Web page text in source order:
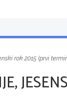
rok 2015 (prvi